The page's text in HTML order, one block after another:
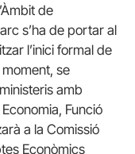
de
s’ha de portar al
l’inici formal de
se
amb
Funció
a la Comissió
Econòmics